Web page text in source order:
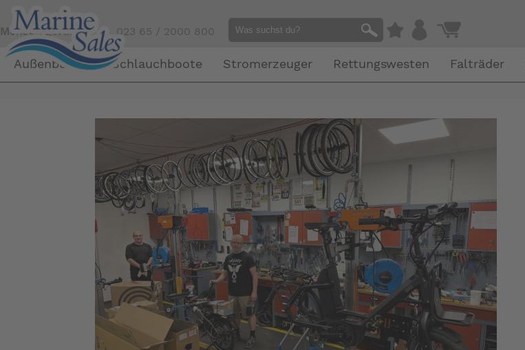
Mensch gefällig?Tel. 023 65 / 2000 800
Außenborder Schlauchboote Stromerzeuger Rettungswesten Falträder